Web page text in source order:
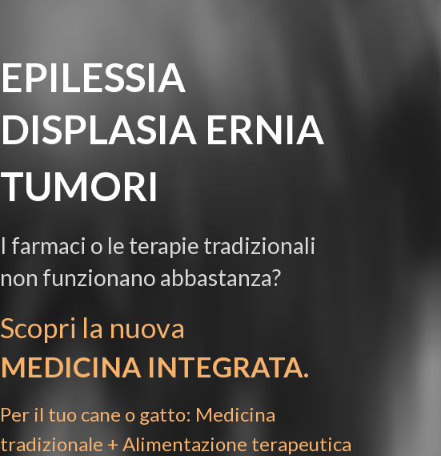
EPILESSIA
DISPLASIA ERNIA
TUMORI
I farmaci o le terapie tradizionali
non funzionano abbastanza?
Scopri la nuova
MEDICINA INTEGRATA.
Per il tuo cane o gatto: Medicina
tradizionale + Alimentazione terapeutica